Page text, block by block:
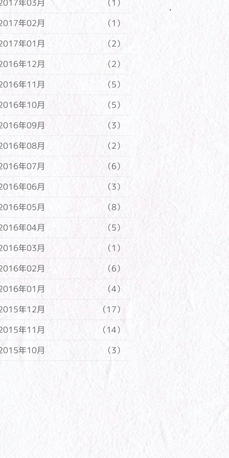
年03月
（1）
年02月
（1）
年01月
（2）
年12月
（2）
年11月
（5）
年10月
（5）
年09月
（3）
年08月
（2）
年07月
（6）
年06月
（3）
年05月
（8）
年04月
（5）
年03月
（1）
年02月
（6）
年01月
（4）
年12月
（17）
年11月
（14）
年10月
（3）